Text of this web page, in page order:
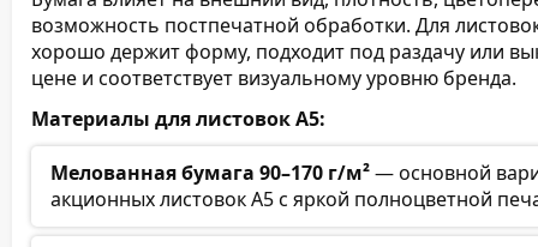
возможность постпечатной обработки. Для
хорошо держит форму, подходит под раздачу или
цене и соответствует визуальному уровню бренда.
Материалы для листовок А5:
Мелованная бумага 90–170 г/м²— основной
акционных листовок А5 с яркой полноцветной